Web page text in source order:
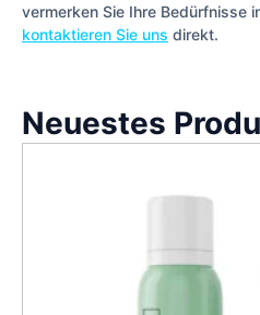
vermerken Sie Ihre Bedürfnisse
kontaktieren Sie uns direkt.
Neuestes